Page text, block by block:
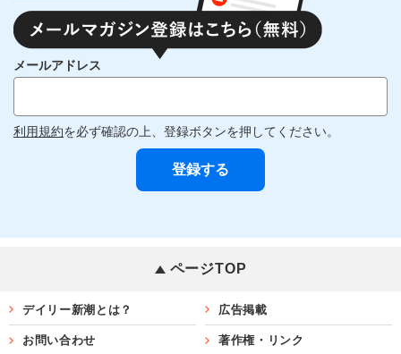
メールアドレス
利用規約を必ず確認の上、登録ボタンを押してください。
ページTOP
デイリー新潮とは？ 広告掲載
お問い合わせ 著作権・リンク